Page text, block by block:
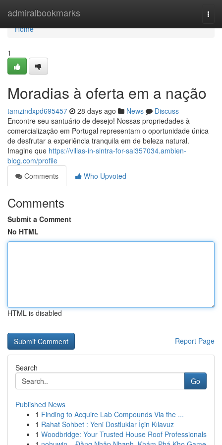
admiralbookmarks
Home
Home
1
Moradias à oferta em a nação
tamzindxpd695457 28 days ago News
Discuss
Encontre seu santuário de desejo! Nossas propriedades à
comercialização em Portugal representam o oportunidade única
de desfrutar a experiência tranquila em de beleza natural.
Imagine que https://villas-in-sintra-for-sal357034.ambien-
blog.com/profile
Comments
Who Upvoted
Comments
Submit a Comment
No HTML
HTML is disabled
Report Page
Search
Go
Published News
1 Finding to Acquire Lab Compounds Via the ...
1 Rahat Sohbet : Yeni Dostluklar İçin Kılavuz
1 Woodbridge: Your Trusted House Roof Professionals